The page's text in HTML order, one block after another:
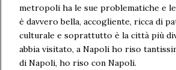
metropoli ha le sue problematiche e
è davvero bella, accogliente, ricca di
culturale e soprattutto è la città più
abbia visitato, a Napoli ho riso
di Napoli, ho riso con Napoli.